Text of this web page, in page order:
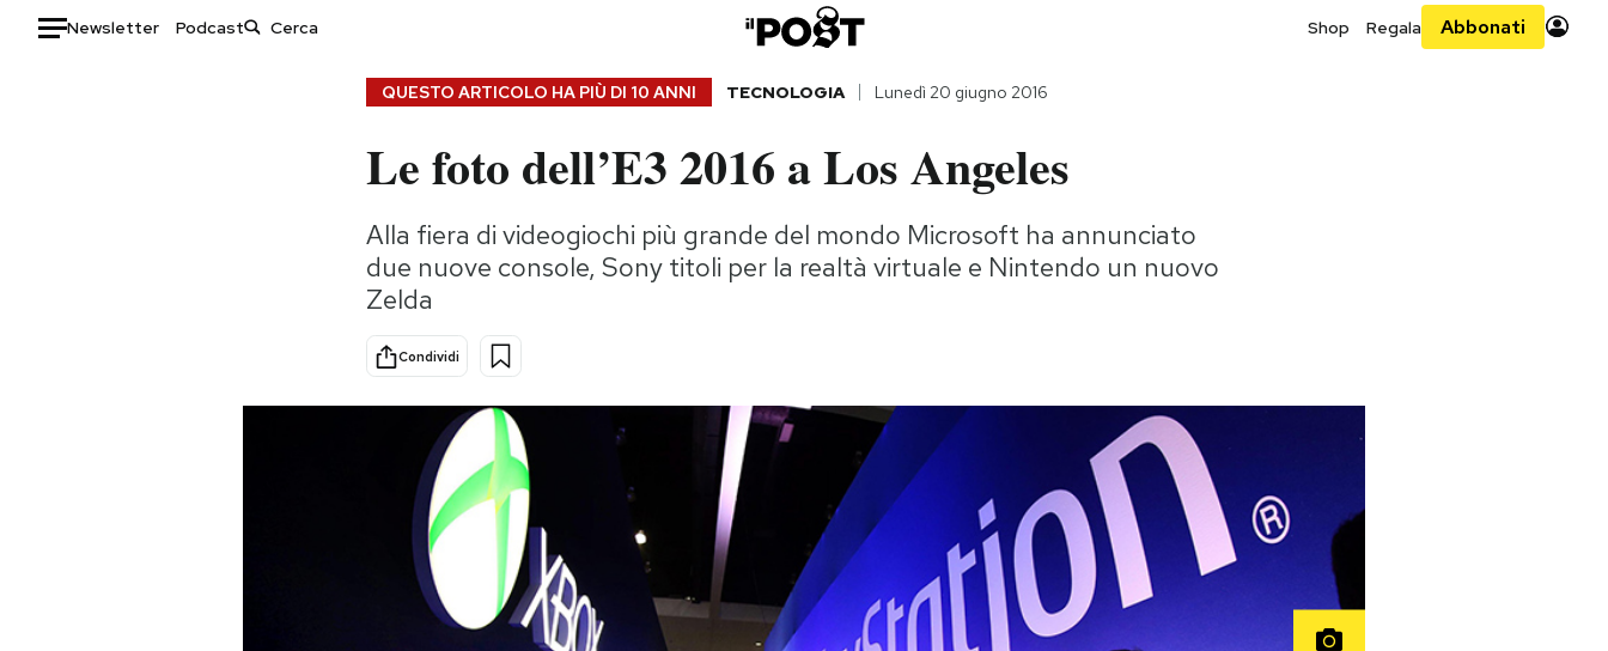
Newsletter Podcast Shop Regala Abbonati
Consumismi
Storie/Idee
Ok Boomer!
Europa
Mondiali calcio 2026
QUESTO ARTICOLO HA PIÙ DI 10 ANNI TECNOLOGIA Lunedì 20 giugno 2016
Le foto dell’E3 2016 a Los Angeles
Alla fiera di videogiochi più grande del mondo Microsoft ha annunciato
due nuove console, Sony titoli per la realtà virtuale e Nintendo un nuovo
Zelda
Condividi